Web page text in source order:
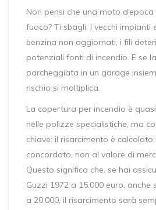
Non pensi che una moto
fuoco? Ti sbagli. I vecchi impianti
benzina non aggiornati, i fili
potenziali fonti di incendio. E se
parcheggiata in un garage
rischio si moltiplica.
La copertura per incendio è
nelle polizze specialistiche, ma
chiave: il risarcimento è calcolato
concordato, non al valore di
Questo significa che, se hai
Guzzi 1972 a 15.000 euro, anche
a 20.000, il risarcimento sarà